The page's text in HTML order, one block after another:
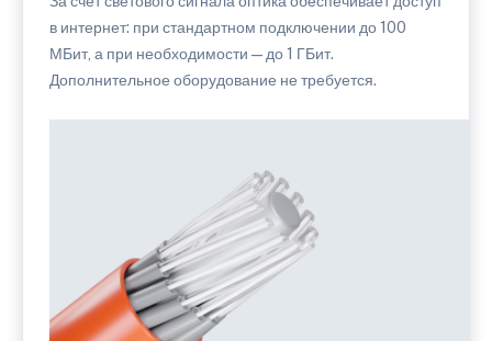
в интернет: при стандартном подключении до 100
МБит, а при необходимости — до 1 ГБит.
Дополнительное оборудование не требуется.